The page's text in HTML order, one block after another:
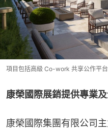
項目包括高級 Co-work 共享公作平
康榮國際展銷提供專業
康榮國際集團有限公司